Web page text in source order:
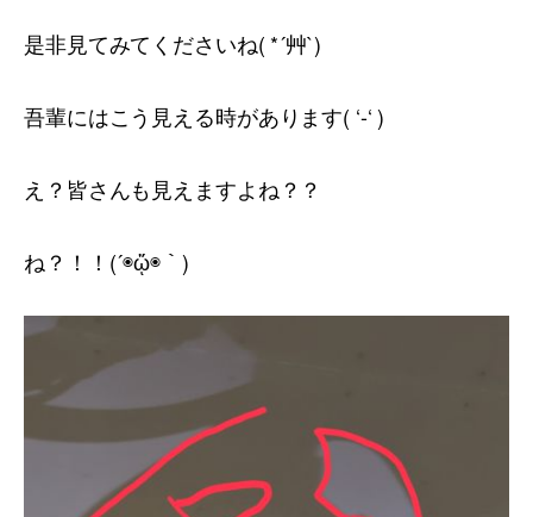
是非見てみてくださいね( *´艸`)
吾輩にはこう見える時があります( ‘-‘ )
え？皆さんも見えますよね？？
ね？！！(´◉ᾥ◉｀)